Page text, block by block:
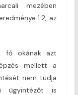
mezében
1:2, az
fő okának azt
mellett a
nem tudja
ügyintézőt is